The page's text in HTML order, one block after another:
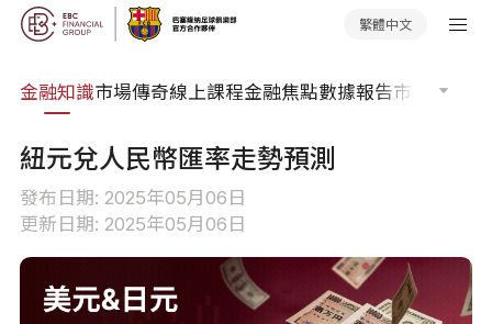
繁體中文
金融知識市場傳奇線上課程金融焦點數據報告市場分析
紐元兌人民幣匯率走勢預測
發布日期: 2025年05月06日
更新日期: 2025年05月06日